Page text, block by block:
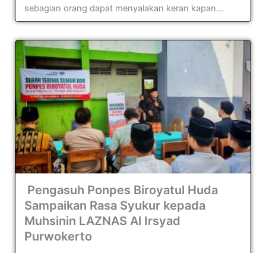
sebagian orang dapat menyalakan keran kapan...
Pengasuh Ponpes Biroyatul Huda
Sampaikan Rasa Syukur kepada
Muhsinin LAZNAS Al Irsyad
Purwokerto